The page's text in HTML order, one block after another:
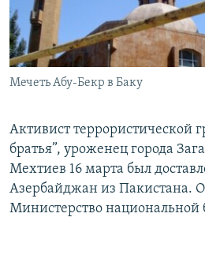
İNFOQRAFIKA
KARIKATURA
AZƏRBAYCAN ƏDƏBIYYATI KITABXANASI
İSLAM VƏ DEMOKRATIYA
MISSIYAMIZ
PEŞƏ ETIKASI VƏ JURNALISTIKA
BIZIMLƏ ƏLAQƏ
XƏBƏR BÜLLETENLƏRIMIZ
BIZI IZLƏ
Мечеть Абу-Бекр в Баку
Активист террористической
братья”, уроженец города
Мехтиев 16 марта был
Азербайджан из Пакистана.
Министерство национальной